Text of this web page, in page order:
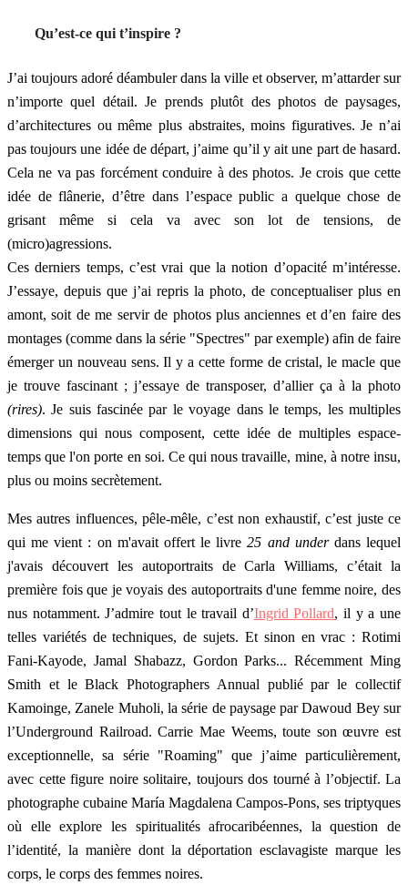
Qu’est-ce qui t’inspire ?
J’ai toujours adoré déambuler dans la ville et observer, m’attarder sur
n’importe quel détail. Je prends plutôt des photos de paysages,
d’architectures ou même plus abstraites, moins figuratives. Je n’ai
pas toujours une idée de départ, j’aime qu’il y ait une part de hasard.
Cela ne va pas forcément conduire à des photos. Je crois que cette
idée de flânerie, d’être dans l’espace public a quelque chose de
grisant même si cela va avec son lot de tensions, de
(micro)agressions.
Ces derniers temps, c’est vrai que la notion d’opacité m’intéresse.
J’essaye, depuis que j’ai repris la photo, de conceptualiser plus en
amont, soit de me servir de photos plus anciennes et d’en faire des
montages (comme dans la série "Spectres" par exemple) afin de faire
émerger un nouveau sens. Il y a cette forme de cristal, le macle que
je trouve fascinant ; j’essaye de transposer, d’allier ça à la photo
(rires). Je suis fascinée par le voyage dans le temps, les multiples
dimensions qui nous composent, cette idée de multiples espace-
temps que l'on porte en soi. Ce qui nous travaille, mine, à notre insu,
plus ou moins secrètement.
Mes autres influences, pêle-mêle, c’est non exhaustif, c’est juste ce
qui me vient : on m'avait offert le livre25 and underdans lequel
j'avais découvert les autoportraits de Carla Williams, c’était la
première fois que je voyais des autoportraits d'une femme noire, des
nus notamment. J’admire tout le travail d’Ingrid Pollard, il y a une
telles variétés de techniques, de sujets. Et sinon en vrac : Rotimi
Fani-Kayode, Jamal Shabazz, Gordon Parks... Récemment Ming
Smith et le Black Photographers Annual publié par le collectif
Kamoinge, Zanele Muholi, la série de paysage par Dawoud Bey sur
l’Underground Railroad. Carrie Mae Weems, toute son œuvre est
exceptionnelle, sa série "Roaming" que j’aime particulièrement,
avec cette figure noire solitaire, toujours dos tourné à l’objectif. La
photographe cubaine María Magdalena Campos-Pons, ses triptyques
où elle explore les spiritualités afrocaribéennes, la question de
l’identité, la manière dont la déportation esclavagiste marque les
corps, le corps des femmes noires.